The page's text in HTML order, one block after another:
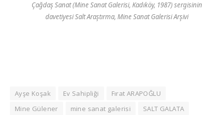
Çağdaş Sanat (Mine Sanat Galerisi, Kadıköy, 1987) sergisinin
davetiyesi Salt Araştırma, Mine Sanat Galerisi Arşivi
Ayşe Koşak Ev Sahipliği
Fırat ARAPOĞLU
Mine Gülener
mine sanat galerisi
SALT GALATA